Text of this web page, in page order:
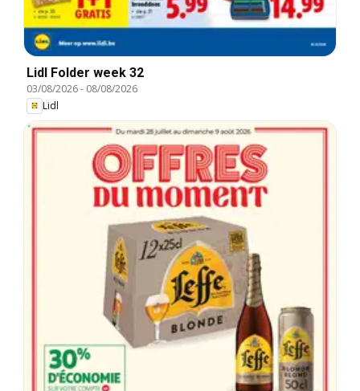
Lidl Folder week 32
03/08/2026- 08/08/2026
Lidl